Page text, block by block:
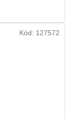
Kód: 127572